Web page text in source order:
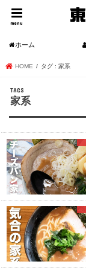
menu
ホーム
HOME タグ : 家系
家系